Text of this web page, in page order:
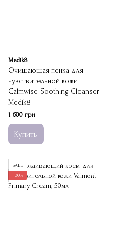
Medik8
Очищающая пенка для
чувствительной кожи
Calmwise Soothing Cleanser
Medik8
1 600 грн
Купить
SALE
−30%